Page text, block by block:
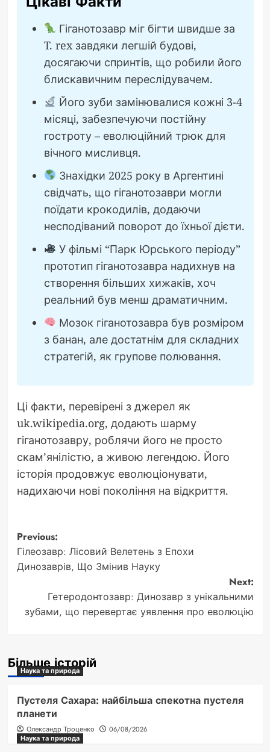
Гіганотозавр міг бігти швидше за
T. rex завдяки легшій будові,
досягаючи спринтів, що робили його
блискавичним переслідувачем.
Його зуби замінювалися кожні 3-4
місяці, забезпечуючи постійну
гостроту – еволюційний трюк для
вічного мисливця.
Знахідки 2025 року в Аргентині
свідчать, що гіганотозаври могли
поїдати крокодилів, додаючи
несподіваний поворот до їхньої дієти.
У фільмі “Парк Юрського періоду”
прототип гіганотозавра надихнув на
створення більших хижаків, хоч
реальний був менш драматичним.
Мозок гіганотозавра був розміром
з банан, але достатнім для складних
стратегій, як групове полювання.
Ці факти, перевірені з джерел як
uk.wikipedia.org, додають шарму
гіганотозавру, роблячи його не просто
скам’янілістю, а живою легендою. Його
історія продовжує еволюціонувати,
надихаючи нові покоління на відкриття.
Post
navigation
Previous:
Гілеозавр: Лісовий Велетень з Епохи
Динозаврів, Що Змінив Науку
Next:
Гетеродонтозавр: Динозавр з унікальними
зубами, що перевертає уявлення про еволюцію
Більше історій
Наука та природа
Пустеля Сахара: найбільша спекотна пустеля
планети
Олександр Троценко
06/08/2026
Наука та природа